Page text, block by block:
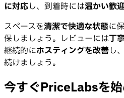
に対応し、到着時には温かい歓
スペースを清潔で快適な状態に
保しましょう。レビューには丁
継続的にホスティングを改善し
続けましょう。
今すぐPriceLabsを始